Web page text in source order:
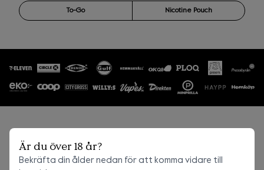
Är du över 18 år?
Bekräfta din ålder nedan för att komma vidare till
To-Go Nicotine Pouch